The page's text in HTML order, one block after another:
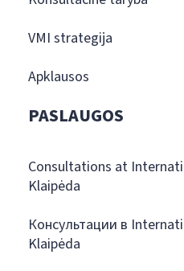
VMI strategija
Apklausos
PASLAUGOS
Consultations at
Klaipėda
Консультации в
Klaipėda